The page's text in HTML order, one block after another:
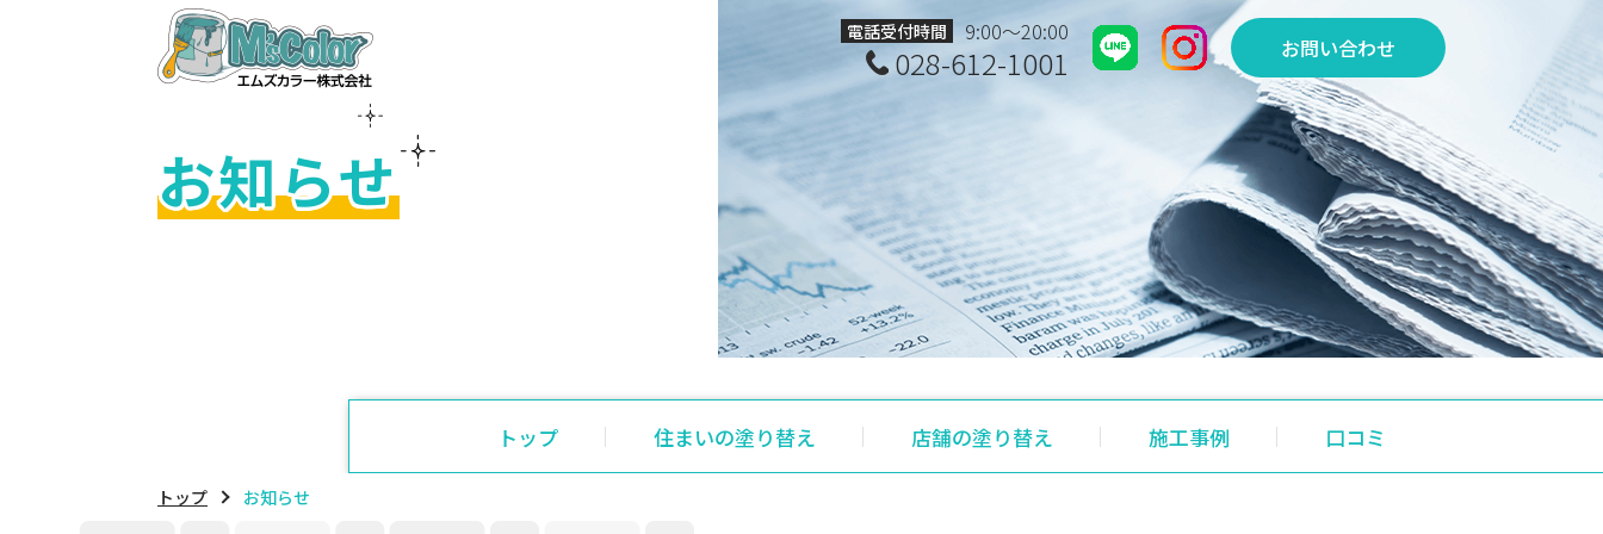
電話受付時間 9:00～20:00
028-612-1001 お問い合わせ
お知らせ
トップ 住まいの塗り替え 店舗の塗り替え 施工事例 口コミ
トップ お知らせ